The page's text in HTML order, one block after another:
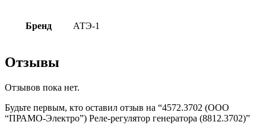
Бренд АТЭ-1
Отзывы
Отзывов пока нет.
Будьте первым, кто оставил отзыв на “4572.3702 (ООО
“ПРАМО-Электро”) Реле-регулятор генератора (8812.3702)”